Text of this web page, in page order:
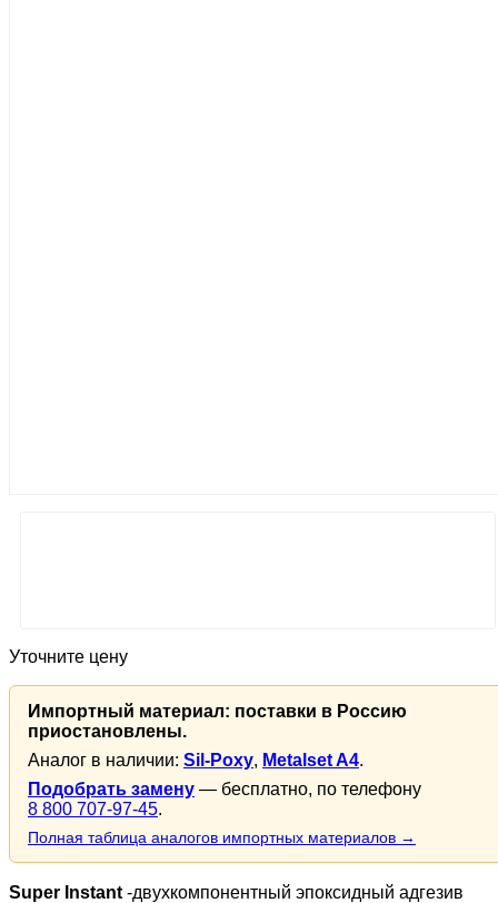
Уточните цену
Импортный материал: поставки в Россию
приостановлены.
Аналог в наличии: Sil-Poxy, Metalset A4.
Подобрать замену — бесплатно, по телефону
8 800 707-97-45.
Полная таблица аналогов импортных материалов →
Super Instant -двухкомпонентный эпоксидный адгезив